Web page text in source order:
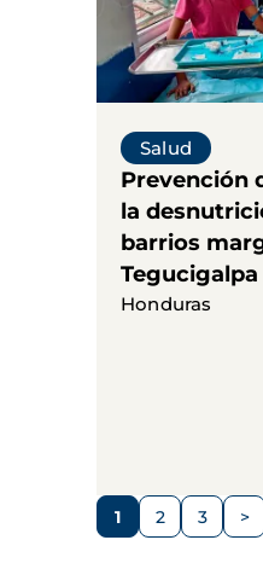
Salud
Prevención
la
barrios
Tegucigalpa
Honduras
Paginación
Página
1 Página
2 Página
3 >